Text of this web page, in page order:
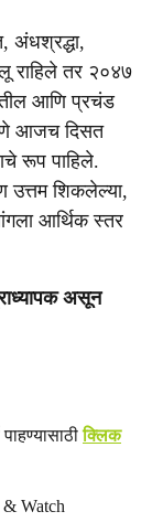
अंधश्रद्धा,
राहिले तर २०४७
आणि प्रचंड
आजच दिसत
रूप पाहिले.
उत्तम शिकलेल्या,
आर्थिक स्तर
असून
क्लिक
& Watch